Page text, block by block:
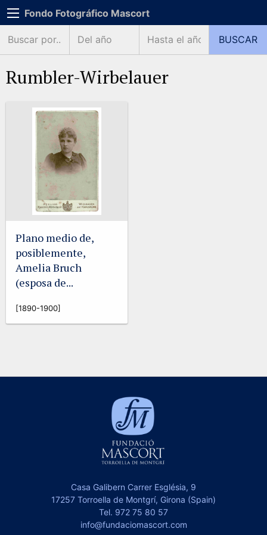
Fondo Fotográfico Mascort
Rumbler-Wirbelauer
Plano medio de,
posiblemente,
Amelia Bruch
(esposa de...
[1890-1900]
Casa Galibern Carrer Església, 9
17257 Torroella de Montgrí, Girona (Spain)
Tel. 972 75 80 57
info@fundaciomascort.com